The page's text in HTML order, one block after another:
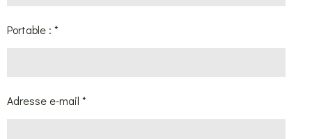
Portable : *
Adresse e-mail *